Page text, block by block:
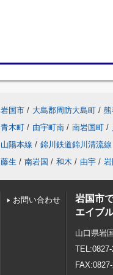
岩国市 / 大島郡周防大島町 /
青木町 / 由宇町南 / 南岩国町 /
山陽本線 / 錦川鉄道錦川清流線
藤生 / 南岩国 / 和木 / 由宇 / 岩
お問い合わせ
岩国市
エイブ
山口県岩
TEL:0827-